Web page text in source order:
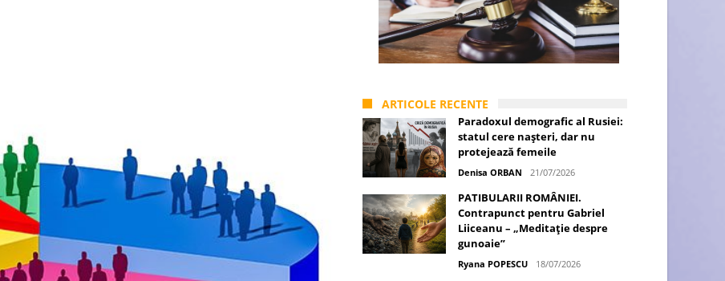
ARTICOLE RECENTE
Paradoxul demografic al Rusiei:
statul cere nașteri, dar nu
protejează femeile
Denisa ORBAN 21/07/2026
PATIBULARII ROMÂNIEI.
Contrapunct pentru Gabriel
Liiceanu – „Meditație despre
gunoaie”
Ryana POPESCU 18/07/2026